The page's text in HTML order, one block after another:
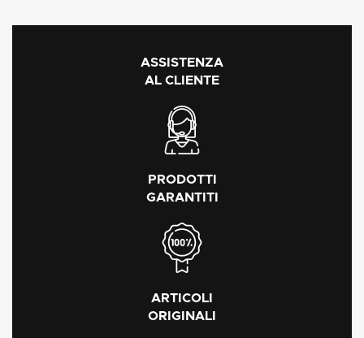
ASSISTENZA
AL CLIENTE
PRODOTTI
GARANTITI
ARTICOLI
ORIGINALI